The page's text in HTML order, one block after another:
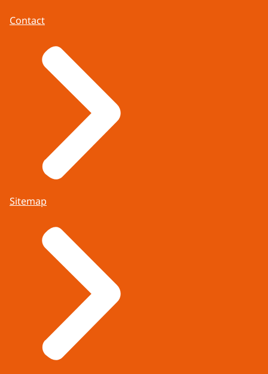
Contact
Sitemap